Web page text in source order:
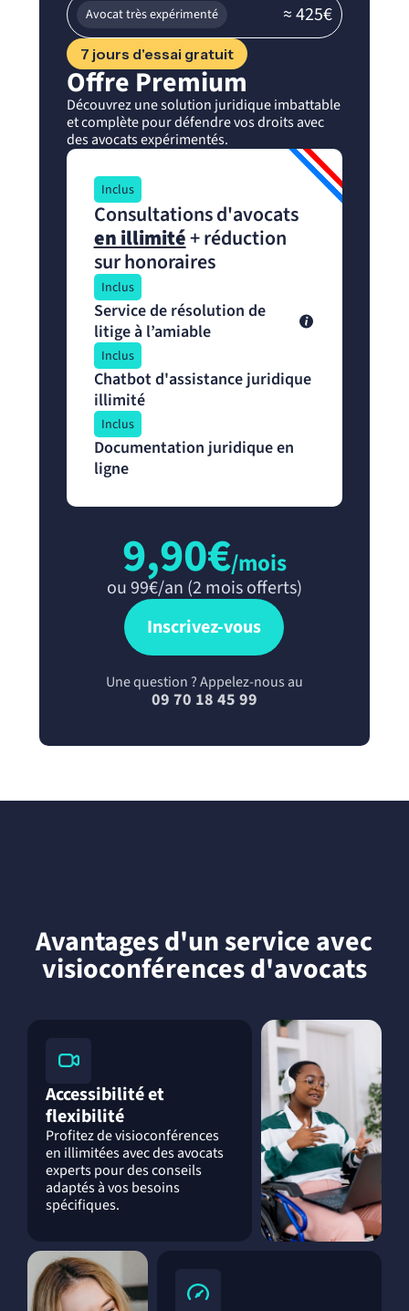
Avocat très expérimenté ≈ 425€
7 jours d'essai gratuit
Offre Premium
Découvrez une solution juridique imbattable
et complète pour défendre vos droits avec
des avocats expérimentés.
Consultations d'avocats
en illimité+ réduction
sur honoraires
Inclus
Service de résolution de
litige à l’amiable
Inclus
Chatbot d'assistance juridique
illimité
Inclus
Documentation juridique en
ligne
Inclus
9,90€/mois
ou 99€/an (2 mois offerts)
Inscrivez-vous
Une question ? Appelez-nous au
09 70 18 45 99
Avantages d'un service avec
visioconférences d'avocats
Accessibilité et
flexibilité
Profitez de visioconférences
en illimitées avec des avocats
experts pour des conseils
adaptés à vos besoins
spécifiques.